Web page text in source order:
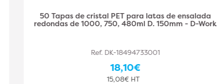
50 Tapas de cristal PET para latas de ensalada
redondas de 1000, 750, 480ml D. 150mm - D-Work
Ref. DK-18494733001
18,10€
15,08€ HT